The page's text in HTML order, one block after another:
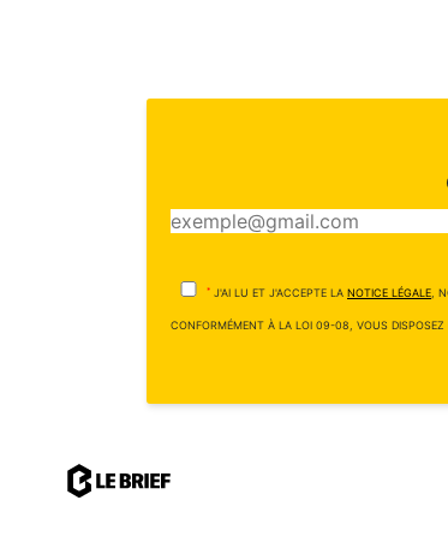
* J'AI LU ET J'ACCEPTE LA NOTICE LÉGALE ,
CONFORMÉMENT À LA LOI 09-08, VOUS DISPOSEZ